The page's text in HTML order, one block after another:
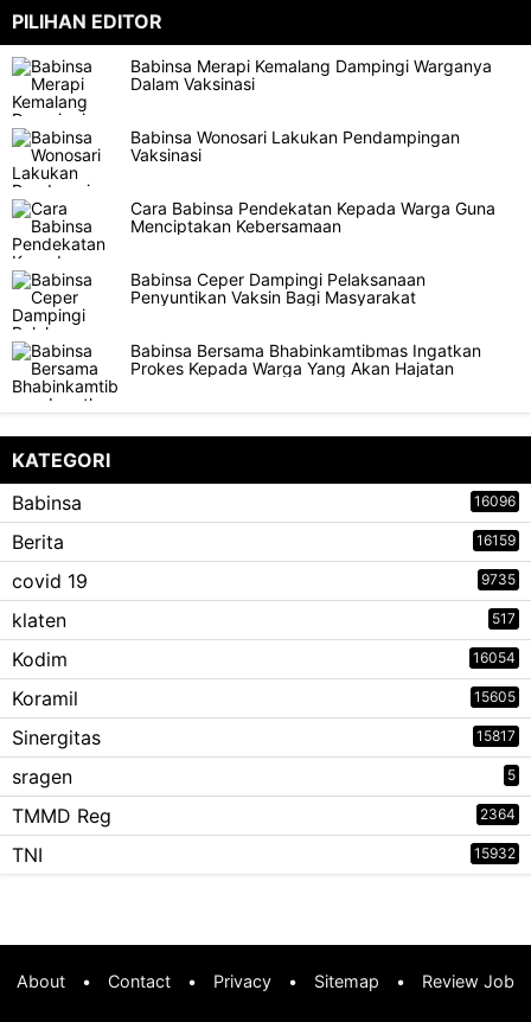
PILIHAN EDITOR
Babinsa Merapi Kemalang Dampingi Warganya
Dalam Vaksinasi
Babinsa Wonosari Lakukan Pendampingan
Vaksinasi
Cara Babinsa Pendekatan Kepada Warga Guna
Menciptakan Kebersamaan
Babinsa Ceper Dampingi Pelaksanaan
Penyuntikan Vaksin Bagi Masyarakat
Babinsa Bersama Bhabinkamtibmas Ingatkan
Prokes Kepada Warga Yang Akan Hajatan
KATEGORI
Babinsa
16096
Berita 16159
covid 19 9735
klaten 517
Kodim 16054
Koramil 15605
Sinergitas 15817
sragen 5
TMMD Reg 2364
TNI 15932
About • Contact • Privacy • Sitemap • Review Job